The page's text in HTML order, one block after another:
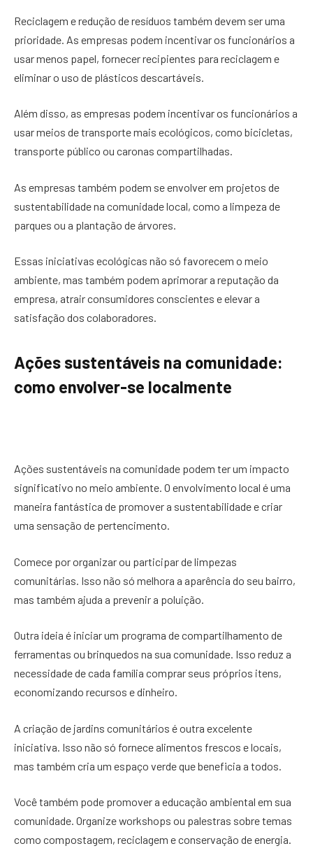
Reciclagem e redução de resíduos também devem ser uma
prioridade. As empresas podem incentivar os funcionários a
usar menos papel, fornecer recipientes para reciclagem e
eliminar o uso de plásticos descartáveis.
Além disso, as empresas podem incentivar os funcionários a
usar meios de transporte mais ecológicos, como bicicletas,
transporte público ou caronas compartilhadas.
As empresas também podem se envolver em projetos de
sustentabilidade na comunidade local, como a limpeza de
parques ou a plantação de árvores.
Essas iniciativas ecológicas não só favorecem o meio
ambiente, mas também podem aprimorar a reputação da
empresa, atrair consumidores conscientes e elevar a
satisfação dos colaboradores.
Ações sustentáveis na comunidade:
como envolver-se localmente
Ações sustentáveis na comunidade podem ter um impacto
significativo no meio ambiente. O envolvimento local é uma
maneira fantástica de promover a sustentabilidade e criar
uma sensação de pertencimento.
Comece por organizar ou participar de limpezas
comunitárias. Isso não só melhora a aparência do seu bairro,
mas também ajuda a prevenir a poluição.
Outra ideia é iniciar um programa de compartilhamento de
ferramentas ou brinquedos na sua comunidade. Isso reduz a
necessidade de cada família comprar seus próprios itens,
economizando recursos e dinheiro.
A criação de jardins comunitários é outra excelente
iniciativa. Isso não só fornece alimentos frescos e locais,
mas também cria um espaço verde que beneficia a todos.
Você também pode promover a educação ambiental em sua
comunidade. Organize workshops ou palestras sobre temas
como compostagem, reciclagem e conservação de energia.